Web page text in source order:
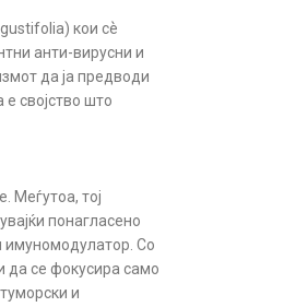
кои сѐ
анти-вирусни и
да ја предводи
својство што
Меѓутоа, тој
понагласено
имуномодулатор. Со
да се фокусира само
и